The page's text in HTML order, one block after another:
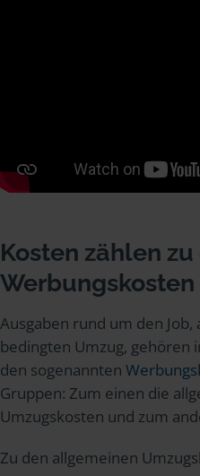
Kosten zählen zu
Werbungskosten
Ausgaben rund um den
bedingten Umzug, gehören
den sogenannten
Gruppen: Zum einen die
Umzugskosten und zum
Zu den allgemeinen